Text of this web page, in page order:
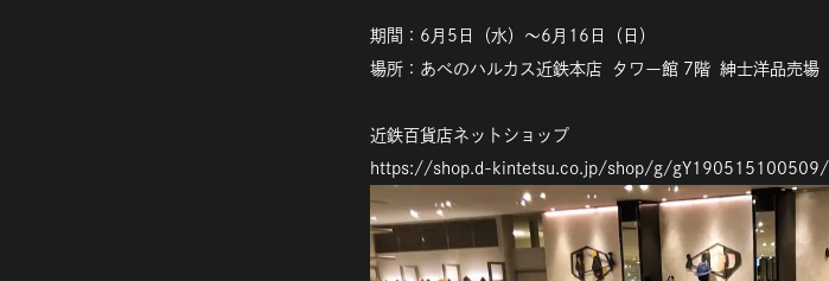
期間：6月5日（水）～6月16日（日）
場所：あべのハルカス近鉄本店 タワー館 7階 紳士洋品売場
近鉄百貨店ネットショップ
https://shop.d-kintetsu.co.jp/shop/g/gY190515100509/